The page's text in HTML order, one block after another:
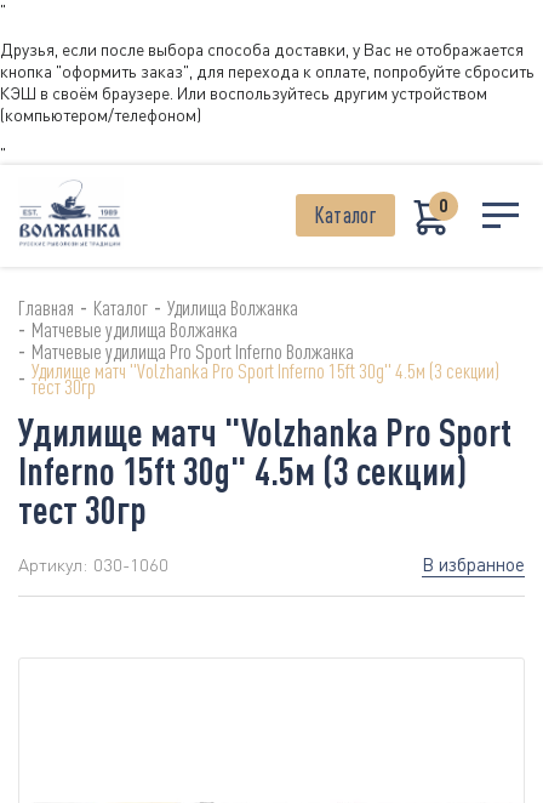
"
Друзья, если после выбора способа доставки, у Вас не отображается
кнопка "оформить заказ", для перехода к оплате, попробуйте сбросить
КЭШ в своём браузере. Или воспользуйтесь другим устройством
(компьютером/телефоном)
"
Каталог 0
Главная - Каталог - Удилища Волжанка
- Матчевые удилища Волжанка
- Матчевые удилища Pro Sport Inferno Волжанка
- Удилище матч "Volzhanka Pro Sport Inferno 15ft 30g" 4.5м (3 секции)
тест 30гр
Удилище матч "Volzhanka Pro Sport
Inferno 15ft 30g" 4.5м (3 секции)
тест 30гр
Артикул: 030-1060 В избранное